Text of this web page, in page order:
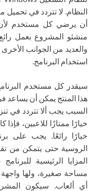
النظام. لا تتردد في تحميل
أن يرضي كل مستخدم لأن
منشئو المشروع بعمل
والعديد من الجوانب
استخدام البرنامج.
سيقدر كل مستخدم
هذا المنتج يمكن أن
السبب يجب ألا تتردد في
خيارًا ممتازًا للاعبين،
الروسية حتى يتمكن من
المزايا الرئيسية
مساحة صغيرة، ولها
أي ألعاب. سيكون